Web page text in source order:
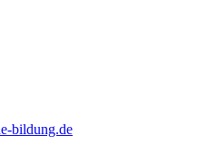
bildung.de